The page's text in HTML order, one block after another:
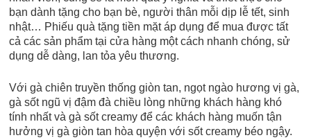
bạn dành tặng cho bạn bè, người thân mỗi dịp lễ tết, sinh
nhật… Phiếu quà tặng tiền mặt áp dụng để mua được tất
cả các sản phẩm tại cửa hàng một cách nhanh chóng, sử
dụng dễ dàng, lan tỏa yêu thương.
Với gà chiên truyền thống giòn tan, ngọt ngào hương vị gà,
gà sốt ngũ vị đậm đà chiều lòng những khách hàng khó
tính nhất và gà sốt creamy để các khách hàng muốn tận
hưởng vị gà giòn tan hòa quyện với sốt creamy béo ngậy.